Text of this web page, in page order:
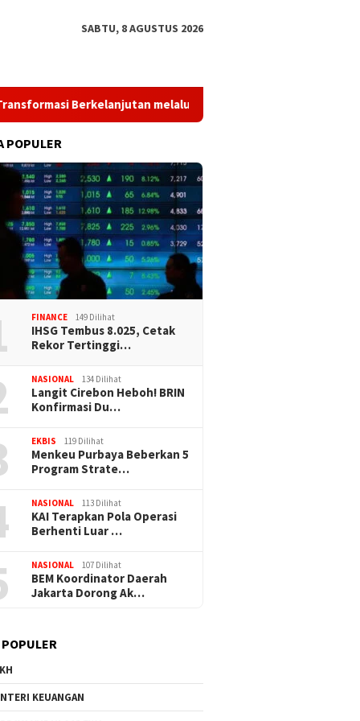
SABTU, 8 AGUSTUS 2026
melalui Investasi Talenta Teknologi
Baru UU
Dasar Hukum
Purbaya Tegaskan
POPULER
FINANCE 149 Dilihat
IHSG Tembus 8.025, Cetak
Rekor Tertinggi…
NASIONAL 134 Dilihat
Langit Cirebon Heboh! BRIN
Konfirmasi Du…
EKBIS 119 Dilihat
Menkeu Purbaya Beberkan 5
Program Strate…
NASIONAL 113 Dilihat
KAI Terapkan Pola Operasi
Berhenti Luar …
NASIONAL 107 Dilihat
BEM Koordinator Daerah
Jakarta Dorong Ak…
KEUANGAN